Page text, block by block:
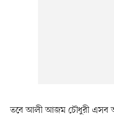
তবে আলী আজম চৌধুরী এসব